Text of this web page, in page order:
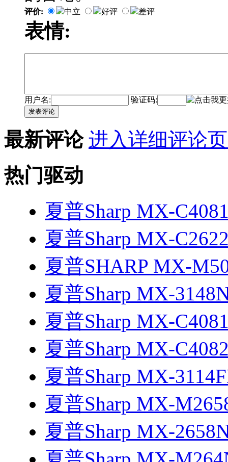
评价: 中立 好评 差评
表情:
用户名: 验证码:
发表评论
最新评论 进入详细评论
热门驱动
夏普Sharp MX-
夏普Sharp MX-
夏普SHARP MX-
夏普Sharp MX-
夏普Sharp MX-
夏普Sharp MX-
夏普Sharp MX-
夏普Sharp MX-
夏普Sharp MX-